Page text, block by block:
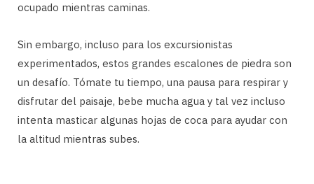
ocupado mientras caminas.
Sin embargo, incluso para los excursionistas
experimentados, estos grandes escalones de piedra son
un desafío. Tómate tu tiempo, una pausa para respirar y
disfrutar del paisaje, bebe mucha agua y tal vez incluso
intenta masticar algunas hojas de coca para ayudar con
la altitud mientras subes.